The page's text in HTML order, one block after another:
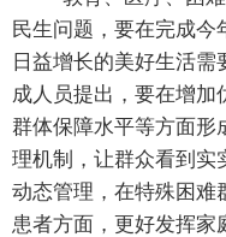
民生问题，要在完成今
日益增长的美好生活需
成人员提出，要在增
群体保障水平等方面形
理机制，让群众看到实
动态管理，在特殊困难
患者方面，更好发挥家